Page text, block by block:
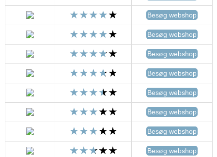
Besøg webshop
Besøg webshop
Besøg webshop
Besøg webshop
Besøg webshop
Besøg webshop
Besøg webshop
Besøg webshop